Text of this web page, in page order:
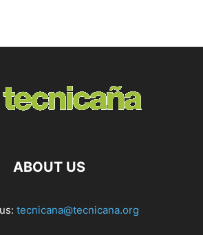
ABOUT US
tecnicana@tecnicana.org